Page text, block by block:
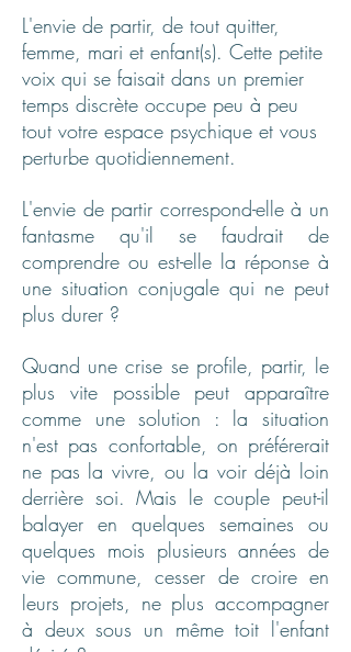
L'envie de partir, de tout quitter,
femme, mari et enfant(s). Cette petite
voix qui se faisait dans un premier
temps discrète occupe peu à peu
tout votre espace psychique et vous
perturbe quotidiennement.
L'envie de partir correspond-elle à un
fantasme qu'il se faudrait de
comprendre ou est-elle la réponse à
une situation conjugale qui ne peut
plus durer ?
Quand une crise se profile, partir, le
plus vite possible peut apparaître
comme une solution : la situation
n'est pas confortable, on préférerait
ne pas la vivre, ou la voir déjà loin
derrière soi. Mais le couple peut-il
balayer en quelques semaines ou
quelques mois plusieurs années de
vie commune, cesser de croire en
leurs projets, ne plus accompagner
à deux sous un même toit l'enfant